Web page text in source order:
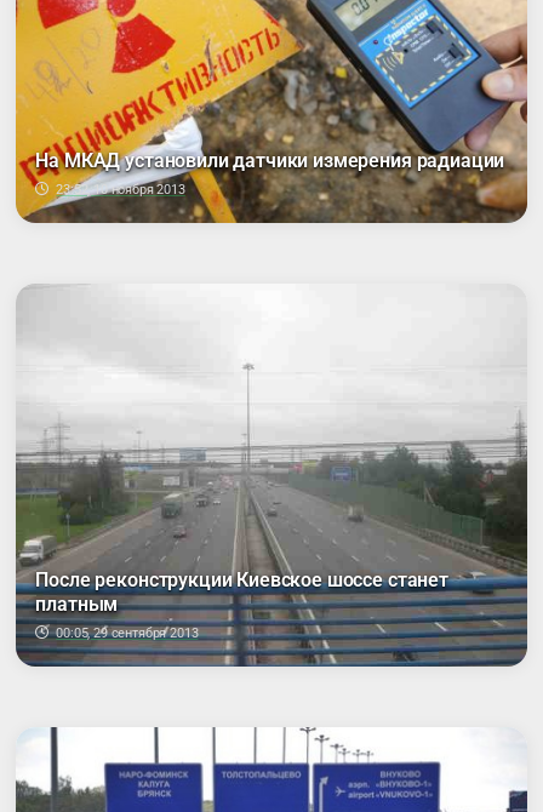
На МКАД установили датчики измерения радиации
23:52, 10 ноября 2013
После реконструкции Киевское шоссе станет
платным
00:05, 29 сентября 2013